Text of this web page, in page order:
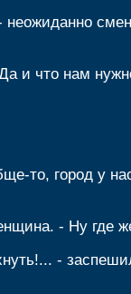
неожиданно
и что нам
то, город у
- Ну где
-